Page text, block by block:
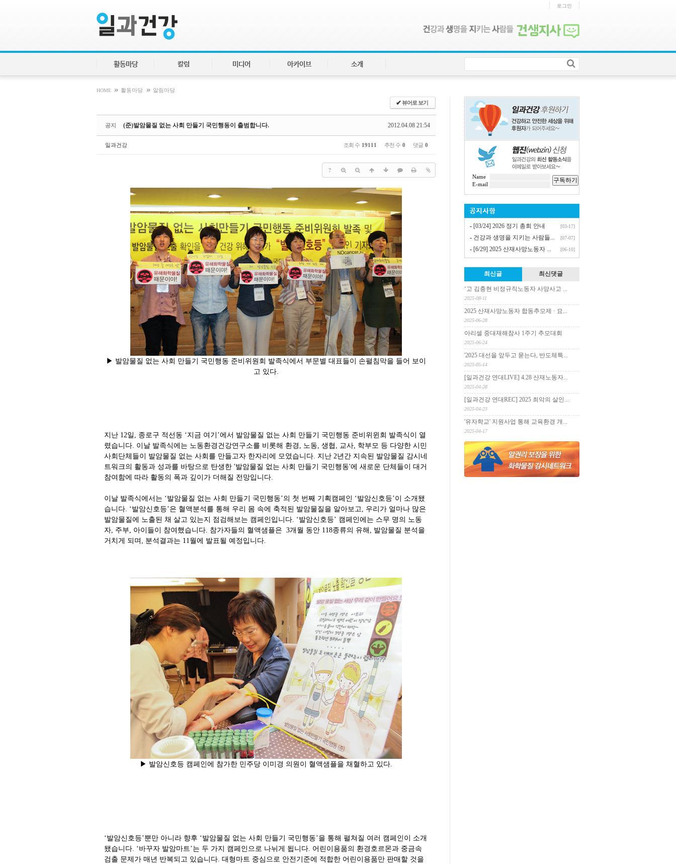
로그인
활동마당 칼럼 미디어 아카이브 소개
HOME » 활동마당 » 알림마당
✔뷰어로 보기
공지 2012.04.08 21:54
(준)발암물질 없는 사회 만들기 국민행동이 출범합니다.
일과건강 조회 수 19111 추천 수 0 댓글 0
?
▶ 발암물질 없는 사회 만들기 국민행동 준비위원회 발족식에서 부문별 대표들이 손펼침막을 들어 보이
고 있다.
지난 12일, 종로구 적선동 ‘지금 여기’에서 발암물질 없는 사회 만들기 국민행동 준비위윈회 발족식이 열
렸습니다. 이날 발족식에는 노동환경건강연구소를 비롯해 환경, 노동, 생협, 교사, 학부모 등 다양한 시민
사회단체들이 발암물질 없는 사회를 만들고자 한자리에 모였습니다. 지난 2년간 지속된 발암물질 감시네
트워크의 활동과 성과를 바탕으로 탄생한 '발암물질 없는 사회 만들기 국민행동'에 새로운 단체들이 대거
참여함에 따라 활동의 폭과 깊이가 더해질 전망입니다.
이날 발족식에서는 ‘발암물질 없는 사회 만들기 국민행동’의 첫 번째 기획캠페인 ‘발암신호등’이 소개됐
습니다. ‘발암신호등’은 혈액분석를 통해 우리 몸 속에 축적된 발암물질을 알아보고, 우리가 얼마나 많은
발암물질에 노출된 채 살고 있는지 점검해보는 캠페인입니다. ‘발암신호등’ 캠페인에는 스무 명의 노동
자, 주부, 아이들이 참여했습니다. 참가자들의 혈액샘플은 3개월 동안 118종류의 유해, 발암물질 분석을
거치게 되며, 분석결과는 11월에 발표될 예정입니다.
▶ 발암신호등 캠페인에 참가한 민주당 이미경 의원이 혈액샘플을 채혈하고 있다.
‘발암신호등’뿐만 아니라 향후 ‘발암물질 없는 사회 만들기 국민행동’을 통해 펼쳐질 여러 캠페인이 소개
됐습니다. ‘바꾸자 발암마트’는 두 가지 캠페인으로 나뉘게 됩니다. 어린이용품의 환경호르몬과 중금속
검출 문제가 매년 반복되고 있습니다. 대형마트 중심으로 안전기준에 적합한 어린이용품만 판매할 것을
Name 구독하기
E-mail
- [03/24] 2026 정기 총회 안내 [03-17]
- 건강과 생명을 지키는 사람들... [07-07]
- [6/29] 2025 산재사망노동자 ... [06-10]
최신글 최신댓글
‘고 김충현 비정규직노동자 사망사고 ...
2025-08-11
2025 산재사망노동자 합동추모제 · 묘...
2025-06-28
아리셀 중대재해참사 1주기 추모대회
2025-06-24
'2025 대선을 앞두고 묻는다, 반도체특...
2025-05-14
[일과건강 연대LIVE] 4.28 산재노동자...
2025-04-28
[일과건강 연대REC] 2025 최악의 살인...
2025-04-23
'유자학교' 지원사업 통해 교육환경 개...
2025-04-17